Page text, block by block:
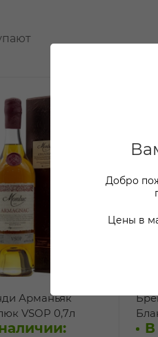
Добро
Цены в
Арманьяк
VSOP 0,7л
В